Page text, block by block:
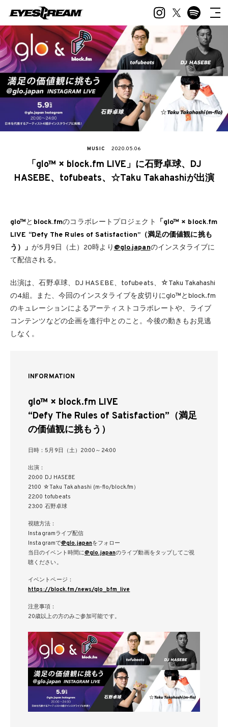
MUSIC 2020.05.06
「glo™ × block.fm LIVE」に石野卓球、DJ
HASEBE、tofubeats、☆Taku Takahashiが出演
glo™と block.fmのコラボレートプロジェクト
「glo™ × block.fm
LIVE “Defy The Rules of Satisfaction”（満足の価値観に挑も
う）」が5月9日（土）20時より @glo.japanのインスタライブに
て配信される。
出演は、石野卓球、DJ HASEBE、tofubeats、☆Taku Takahashi
の4組。また、今回のインスタライブを皮切りにglo™とblock.fm
のキュレーションによるアーティストコラボレートや、ライブ
コンテンツなどの企画を進行中とのこと。今後の動きもお見逃
しなく。
INFORMATION
glo™ × block.fm LIVE
“Defy The Rules of Satisfaction”（満足
の価値観に挑もう）
日時：5月9日（土）20:00～24:00
出演：
20:00 DJ HASEBE
21:00 ☆Taku Takahashi (m-flo/block.fm）
22:00 tofubeats
23:00 石野卓球
視聴方法：
Instagramライブ配信
Instagramで@glo.japanをフォロー
当日のイベント時間に@glo.japanのライブ動画をタップしてご視
聴ください。
イベントページ：
https://block.fm/news/glo_bfm_live
注意事項：
20歳以上の方のみご参加可能です。